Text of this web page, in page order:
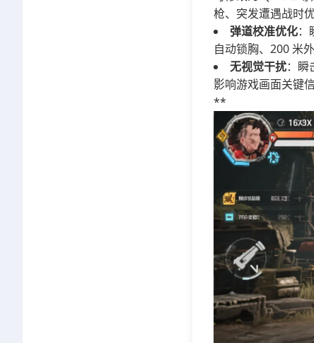
枪、突发遭遇战时优
弹道校准优化：
自动锁胸、200 米
无视觉干扰：瞬
影响游戏画面关键
**